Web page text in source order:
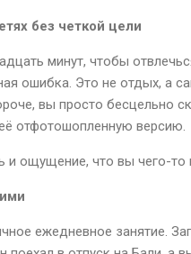
без четкой цели
минут, чтобы
ошибка. Это не отдых, а
вы просто бесцельно
отфотошопленную версию.
и ощущение, что вы чего-то
ежедневное занятие.